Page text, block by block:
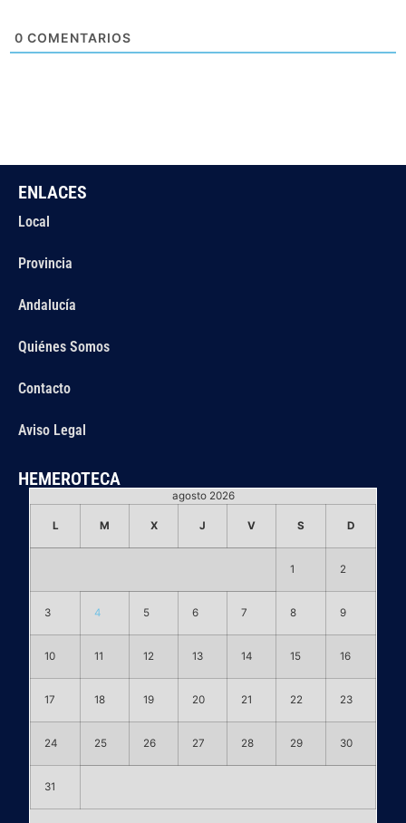
0 COMENTARIOS
ENLACES
Local
Provincia
Andalucía
Quiénes Somos
Contacto
Aviso Legal
HEMEROTECA
agosto 2026
L M X J V S D
1 2
3 4 5 6 7 8 9
10 11 12 13 14 15 16
17 18 19 20 21 22 23
24 25 26 27 28 29 30
31